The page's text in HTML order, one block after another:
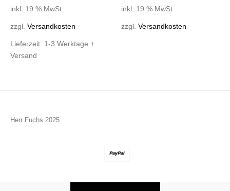
inkl. 19 % MwSt.
zzgl.Versandkosten
Lieferzeit: 1-3 Werktage +
Versand
inkl. 19 % MwSt.
zzgl. Versandkosten
Herr Fuchs 2025